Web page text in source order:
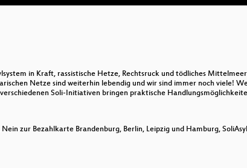
zum KZ-Außenlager Retzow
in Kraft, rassistische Hetze, Rechtsruck und tödliches
Netze sind weiterhin lebendig und wir sind immer noch viele!
Soli-Initiativen bringen praktische
zur Bezahlkarte Brandenburg, Berlin, Leipzig und Hamburg,